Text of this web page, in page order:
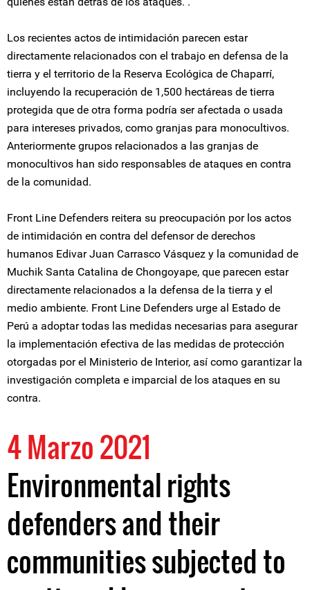
Los recientes actos de intimidación parecen estar
directamente relacionados con el trabajo en defensa de la
tierra y el territorio de la Reserva Ecológica de Chaparrí,
incluyendo la recuperación de 1,500 hectáreas de tierra
protegida que de otra forma podría ser afectada o usada
para intereses privados, como granjas para monocultivos.
Anteriormente grupos relacionados a las granjas de
monocultivos han sido responsables de ataques en contra
de la comunidad.
Front Line Defenders reitera su preocupación por los actos
de intimidación en contra del defensor de derechos
humanos Edivar Juan Carrasco Vásquez y la comunidad de
Muchik Santa Catalina de Chongoyape, que parecen estar
directamente relacionados a la defensa de la tierra y el
medio ambiente. Front Line Defenders urge al Estado de
Perú a adoptar todas las medidas necesarias para asegurar
la implementación efectiva de las medidas de protección
otorgadas por el Ministerio de Interior, así como garantizar la
investigación completa e imparcial de los ataques en su
contra.
4 Marzo 2021
Environmental rights
defenders and their
communities subjected to